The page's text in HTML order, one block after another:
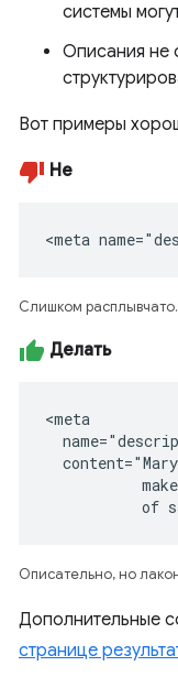
системы
Описания не
Вот примеры
Не
<meta
Слишком расплывчато.
Делать
<meta
of
Описательно, но
Дополнительные
странице